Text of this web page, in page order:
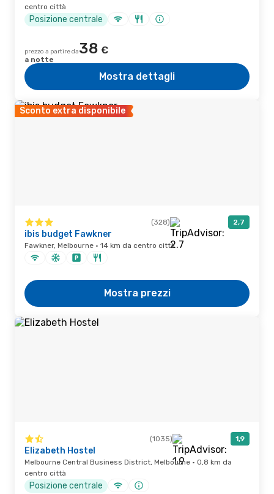
centro città
Posizione centrale
prezzo a partire da38 €
a notte
Mostra dettagli
Sconto extra disponibile
(328) 2,7
ibis budget Fawkner
Fawkner, Melbourne · 14 km da centro città
Mostra prezzi
(1035) 1,9
Elizabeth Hostel
Melbourne Central Business District, Melbourne · 0,8 km da
centro città
Posizione centrale